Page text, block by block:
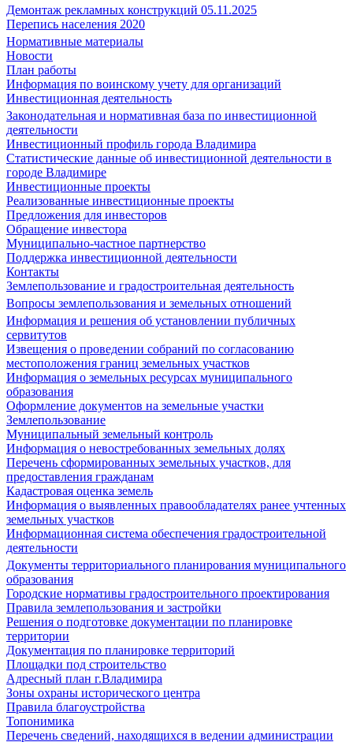
Демонтаж рекламных конструкций 05.11.2025
Перепись населения 2020
Нормативные материалы
Новости
План работы
Информация по воинскому учету для организаций
Инвестиционная деятельность
Законодательная и нормативная база по инвестиционной
деятельности
Инвестиционный профиль города Владимира
Статистические данные об инвестиционной деятельности в
городе Владимире
Инвестиционные проекты
Реализованные инвестиционные проекты
Предложения для инвесторов
Обращение инвестора
Муниципально-частное партнерство
Поддержка инвестиционной деятельности
Контакты
Землепользование и градостроительная деятельность
Вопросы землепользования и земельных отношений
Информация и решения об установлении публичных
сервитутов
Извещения о проведении собраний по согласованию
местоположения границ земельных участков
Информация о земельных ресурсах муниципального
образования
Оформление документов на земельные участки
Землепользование
Муниципальный земельный контроль
Информация о невостребованных земельных долях
Перечень сформированных земельных участков, для
предоставления гражданам
Кадастровая оценка земель
Информация о выявленных правообладателях ранее учтенных
земельных участков
Информационная система обеспечения градостроительной
деятельности
Документы территориального планирования муниципального
образования
Городские нормативы градостроительного проектирования
Правила землепользования и застройки
Решения о подготовке документации по планировке
территории
Документация по планировке территорий
Площадки под строительство
Адресный план г.Владимира
Зоны охраны исторического центра
Правила благоустройства
Топонимика
Перечень сведений, находящихся в ведении администрации